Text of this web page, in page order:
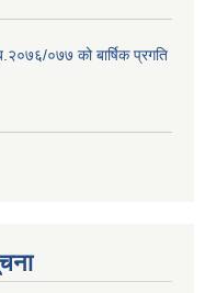
०७७ को बार्षिक प्रगति